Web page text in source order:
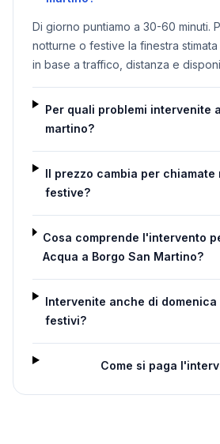
Di giorno puntiamo a 30-60 minuti.
notturne o festive la finestra stimata
in base a traffico, distanza e
Per quali problemi intervenite
martino?
Il prezzo cambia per chiamate
festive?
Cosa comprende l'intervento
Acqua a Borgo San Martino?
Intervenite anche di domenica
festivi?
Come si paga